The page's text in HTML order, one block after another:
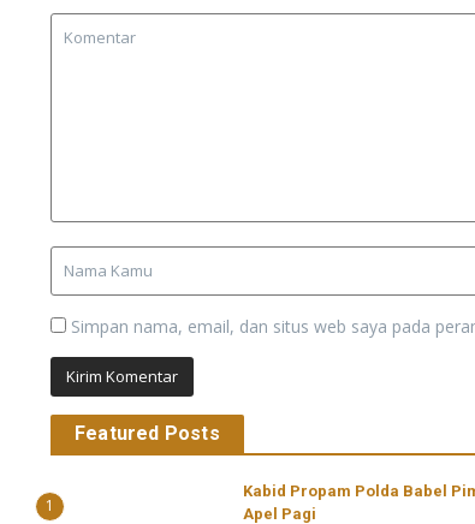
Simpan nama, email, dan situs web saya pada
Featured Posts
1
Kabid Propam Polda Babel
Apel Pagi